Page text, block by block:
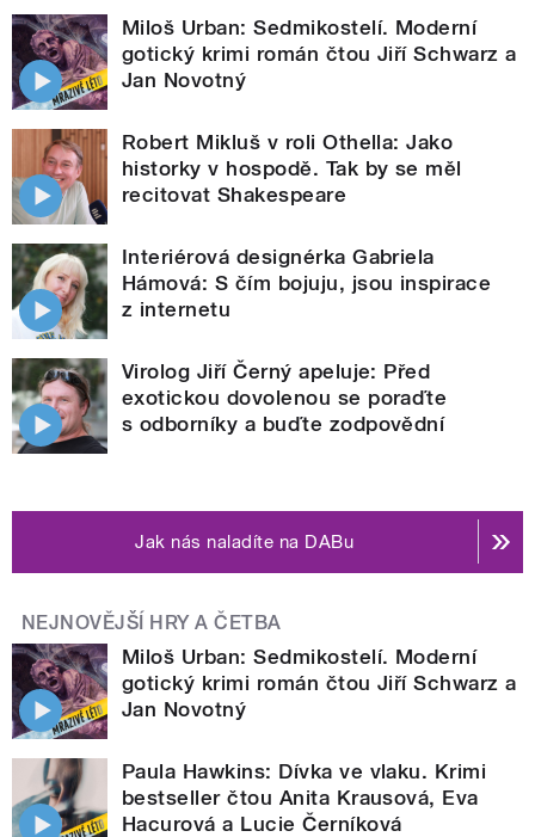
Miloš Urban: Sedmikostelí. Moderní
gotický krimi román čtou Jiří Schwarz a
Jan Novotný
Robert Mikluš v roli Othella: Jako
historky v hospodě. Tak by se měl
recitovat Shakespeare
Interiérová designérka Gabriela
Hámová: S čím bojuju, jsou inspirace
z internetu
Virolog Jiří Černý apeluje: Před
exotickou dovolenou se poraďte
s odborníky a buďte zodpovědní
Jak nás naladíte na DABu
NEJNOVĚJŠÍ HRY A ČETBA
Miloš Urban: Sedmikostelí. Moderní
gotický krimi román čtou Jiří Schwarz a
Jan Novotný
Paula Hawkins: Dívka ve vlaku. Krimi
bestseller čtou Anita Krausová, Eva
Hacurová a Lucie Černíková